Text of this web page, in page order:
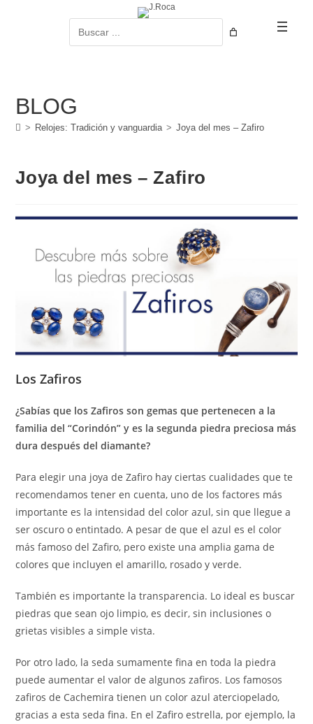
BLOG
> Relojes: Tradición y vanguardia > Joya del mes – Zafiro
Joya del mes – Zafiro
Los Zafiros
¿Sabías que los Zafiros son gemas que pertenecen a la
familia del “Corindón” y es la segunda piedra preciosa más
dura después del diamante?
Para elegir una joya de Zafiro hay ciertas cualidades que te
recomendamos tener en cuenta, uno de los factores más
importante es la intensidad del color azul, sin que llegue a
ser oscuro o entintado. A pesar de que el azul es el color
más famoso del Zafiro, pero existe una amplia gama de
colores que incluyen el amarillo, rosado y verde.
También es importante la transparencia. Lo ideal es buscar
piedras que sean ojo limpio, es decir, sin inclusiones o
grietas visibles a simple vista.
Por otro lado, la seda sumamente fina en toda la piedra
puede aumentar el valor de algunos zafiros. Los famosos
zafiros de Cachemira tienen un color azul aterciopelado,
gracias a esta seda fina. En el Zafiro estrella, por ejemplo, la